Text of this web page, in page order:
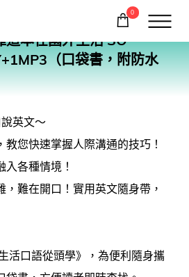
0
購物車
這本在國外生活 SO
（口袋書，附防水
英文～
您快速掌握人際溝通的技巧！
各種情境！
難在開口！實用英文隨身帶，
活口語從頭學》，為便利隨身攜